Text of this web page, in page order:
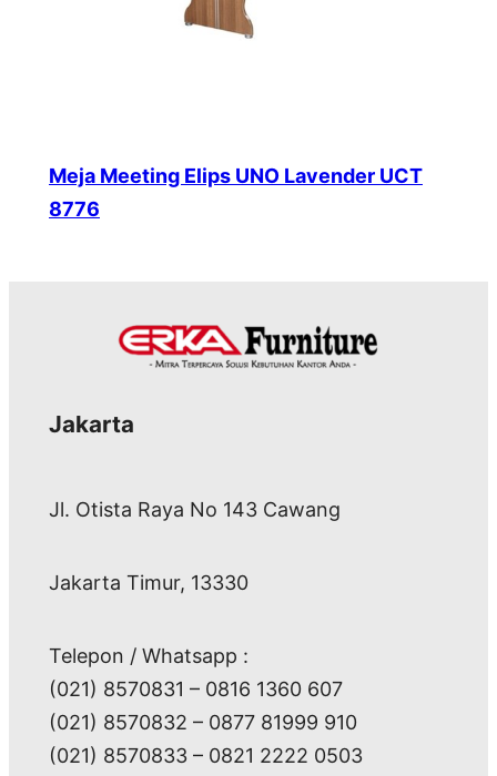
Meja Meeting Elips UNO Lavender UCT
8776
Jakarta
Jl. Otista Raya No 143 Cawang
Jakarta Timur, 13330
Telepon / Whatsapp :
(021) 8570831 – 0816 1360 607
(021) 8570832 – 0877 81999 910
(021) 8570833 – 0821 2222 0503